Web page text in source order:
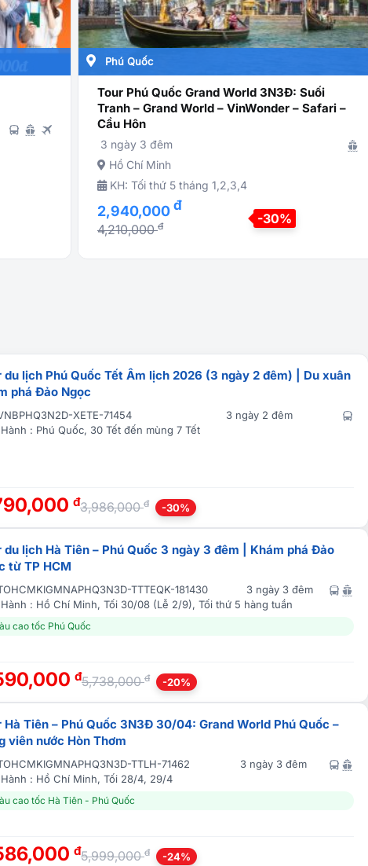
Phú Quốc
Tour Phú Quốc Grand World 3N3Đ: Suối
Tranh – Grand World – VinWonder – Safari –
Cầu Hôn
3 ngày 3 đêm
Hồ Chí Minh
KH: Tối thứ 5 tháng 1,2,3,4
2,940,000 đ
4,210,000đ -30%
du lịch Phú Quốc Tết Âm lịch 2026 (3 ngày 2 đêm) | Du xuân
phá Đảo Ngọc
XETE-71454
3 ngày 2 đêm
: Phú Quốc, 30 Tết đến mùng 7 Tết
đ3,986,000đ -30%
du lịch Hà Tiên – Phú Quốc 3 ngày 3 đêm | Khám phá Đảo
từ TP HCM
TTTEQK-181430
3 ngày 3 đêm
: Hồ Chí Minh, Tối 30/08 (Lễ 2/9), Tối thứ 5 hàng tuần
cao tốc Phú Quốc
đ5,738,000đ -20%
Hà Tiên – Phú Quốc 3N3Đ 30/04: Grand World Phú Quốc –
viên nước Hòn Thơm
TTLH-71462
3 ngày 3 đêm
: Hồ Chí Minh, Tối 28/4, 29/4
cao tốc Hà Tiên - Phú Quốc
đ5,999,000đ -24%